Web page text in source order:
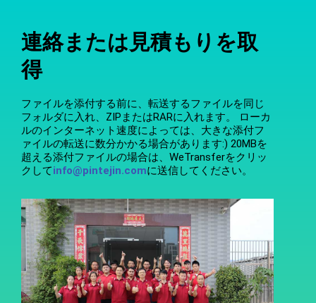
連絡または見積もりを取
得
ファイルを添付する前に、転送するファイルを同じ
フォルダに入れ、ZIPまたはRARに入れます。 ローカ
ルのインターネット速度によっては、大きな添付フ
ァイルの転送に数分かかる場合があります:) 20MBを
超える添付ファイルの場合は、WeTransferをクリッ
クしてinfo@pintejin.comに送信してください。